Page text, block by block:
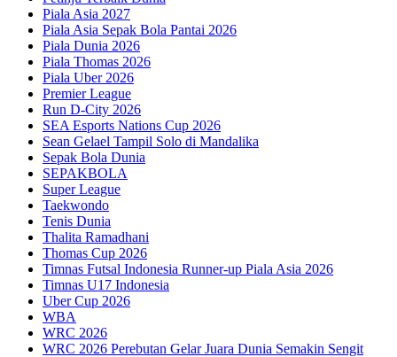
Piala Asia 2027
Piala Asia Sepak Bola Pantai 2026
Piala Dunia 2026
Piala Thomas 2026
Piala Uber 2026
Premier League
Run D-City 2026
SEA Esports Nations Cup 2026
Sean Gelael Tampil Solo di Mandalika
Sepak Bola Dunia
SEPAKBOLA
Super League
Taekwondo
Tenis Dunia
Thalita Ramadhani
Thomas Cup 2026
Timnas Futsal Indonesia Runner-up Piala Asia 2026
Timnas U17 Indonesia
Uber Cup 2026
WBA
WRC 2026
WRC 2026 Perebutan Gelar Juara Dunia Semakin Sengit